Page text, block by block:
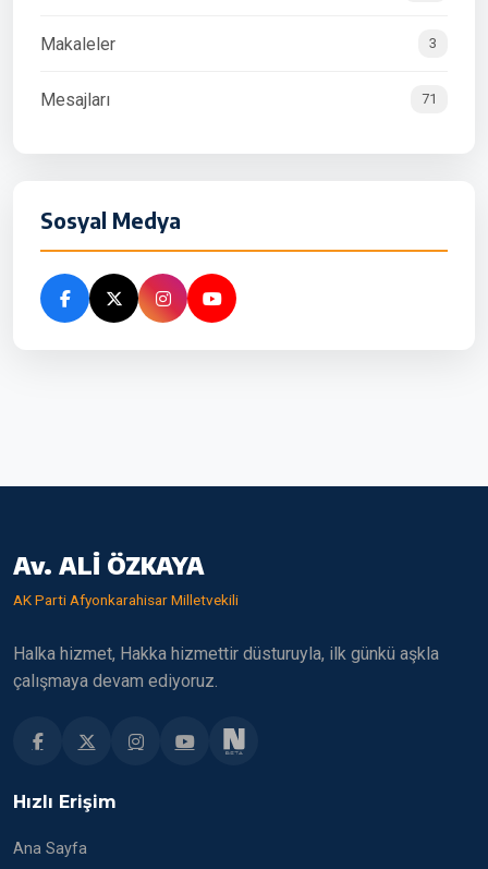
Makaleler 3
Mesajları 71
Sosyal Medya
Av. ALİ ÖZKAYA
AK Parti Afyonkarahisar Milletvekili
Halka hizmet, Hakka hizmettir düsturuyla, ilk günkü aşkla
çalışmaya devam ediyoruz.
Hızlı Erişim
Ana Sayfa